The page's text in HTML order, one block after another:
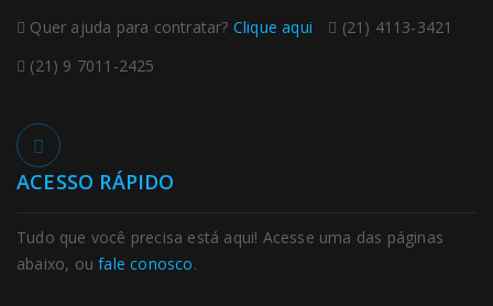
Quer ajuda para contratar? Clique aqui
(21) 4113-3421
(21) 9 7011-2425
ACESSO RÁPIDO
Tudo que você precisa está aqui! Acesse uma das páginas
abaixo, oufale conosco.